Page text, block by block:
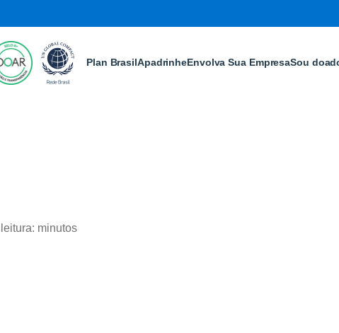
Plan BrasilApadrinheEnvolva Sua EmpresaSou
minutos